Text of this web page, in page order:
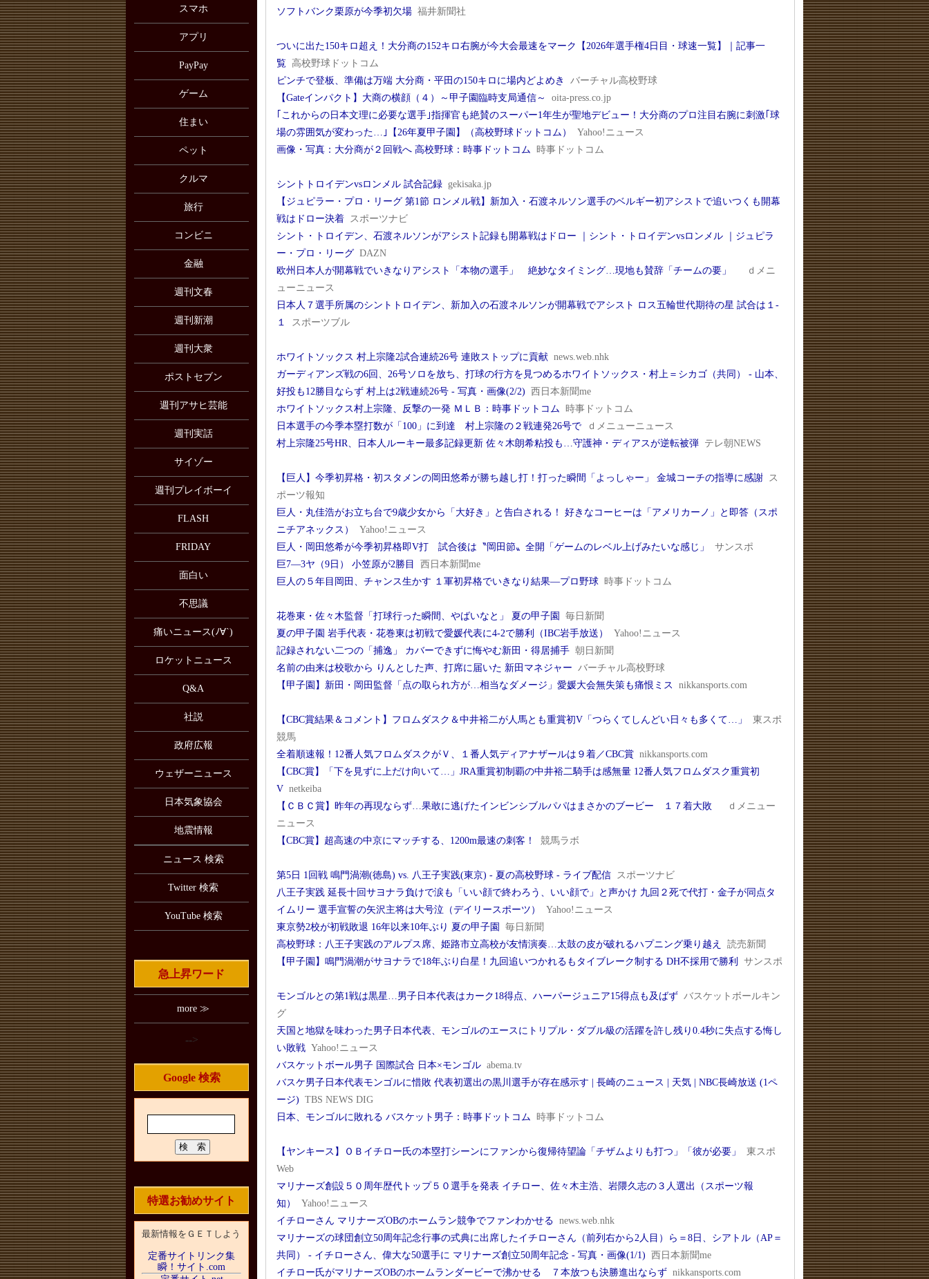
ソフトバンク栗原が今季初欠場 福井新聞社
ついに出た150キロ超え！大分商の152キロ右腕が今大会最速をマーク【2026年選手権4日目・球速一覧】｜記事一
覧 高校野球ドットコム
ピンチで登板、準備は万端 大分商・平田の150キロに場内どよめき
バーチャル高校野球
【Gateインパクト】大商の横顔（４）～甲子園臨時支局通信～
oita-press.co.jp
｢これからの日本文理に必要な選手｣指揮官も絶賛のスーパー1年生が聖地デビュー！大分商のプロ注目右腕に刺激｢球
場の雰囲気が変わった…｣【26年夏甲子園】（高校野球ドットコム）
Yahoo!ニュース
画像・写真：大分商が２回戦へ 高校野球：時事ドットコム
時事ドットコム
シントトロイデンvsロンメル 試合記録 gekisaka.jp
【ジュピラー・プロ・リーグ 第1節 ロンメル戦】新加入・石渡ネルソン選手のベルギー初アシストで追いつくも開幕
戦はドロー決着 スポーツナビ
シント・トロイデン、石渡ネルソンがアシスト記録も開幕戦はドロー ｜シント・トロイデンvsロンメル ｜ジュピラ
ー・プロ・リーグ DAZN
欧州日本人が開幕戦でいきなりアシスト「本物の選手」 絶妙なタイミング…現地も賛辞「チームの要」
ｄメニ
ューニュース
日本人７選手所属のシントトロイデン、新加入の石渡ネルソンが開幕戦でアシスト ロス五輪世代期待の星 試合は１-
１
スポーツブル
ホワイトソックス 村上宗隆2試合連続26号 連敗ストップに貢献 news.web.nhk
ガーディアンズ戦の6回、26号ソロを放ち、打球の行方を見つめるホワイトソックス・村上＝シカゴ（共同） - 山本、
好投も12勝目ならず 村上は2戦連続26号 - 写真・画像(2/2)
西日本新聞me
ホワイトソックス村上宗隆、反撃の一発 ＭＬＢ：時事ドットコム
時事ドットコム
日本選手の今季本塁打数が「100」に到達 村上宗隆の２戦連発26号で
ｄメニューニュース
村上宗隆25号HR、日本人ルーキー最多記録更新 佐々木朗希粘投も…守護神・ディアスが逆転被弾 テレ朝NEWS
【巨人】今季初昇格・初スタメンの岡田悠希が勝ち越し打！打った瞬間「よっしゃー」 金城コーチの指導に感謝 ス
ポーツ報知
巨人・丸佳浩がお立ち台で9歳少女から「大好き」と告白される！ 好きなコーヒーは「アメリカーノ」と即答（スポ
ニチアネックス）
Yahoo!ニュース
巨人・岡田悠希が今季初昇格即V打 試合後は〝岡田節〟全開「ゲームのレベル上げみたいな感じ」
サンスポ
巨7―3ヤ（9日） 小笠原が2勝目
西日本新聞me
巨人の５年目岡田、チャンス生かす １軍初昇格でいきなり結果―プロ野球 時事ドットコム
花巻東・佐々木監督「打球行った瞬間、やばいなと」 夏の甲子園
毎日新聞
夏の甲子園 岩手代表・花巻東は初戦で愛媛代表に4-2で勝利（IBC岩手放送）
Yahoo!ニュース
記録されない二つの「捕逸」 カバーできずに悔やむ新田・得居捕手 朝日新聞
名前の由来は校歌から りんとした声、打席に届いた 新田マネジャー バーチャル高校野球
【甲子園】新田・岡田監督「点の取られ方が…相当なダメージ」愛媛大会無失策も痛恨ミス
nikkansports.com
【CBC賞結果＆コメント】フロムダスク＆中井裕二が人馬とも重賞初V「つらくてしんどい日々も多くて…」
東スポ
競馬
全着順速報！12番人気フロムダスクがＶ、１番人気ディアナザールは９着／CBC賞 nikkansports.com
【CBC賞】「下を見ずに上だけ向いて…」JRA重賞初制覇の中井裕二騎手は感無量 12番人気フロムダスク重賞初
V netkeiba
【ＣＢＣ賞】昨年の再現ならず…果敢に逃げたインビンシブルパパはまさかのブービー １７着大敗
ｄメニュー
ニュース
【CBC賞】超高速の中京にマッチする、1200m最速の刺客！
競馬ラボ
第5日 1回戦 鳴門渦潮(徳島) vs. 八王子実践(東京) - 夏の高校野球 - ライブ配信 スポーツナビ
八王子実践 延長十回サヨナラ負けで涙も「いい顔で終わろう、いい顔で」と声かけ 九回２死で代打・金子が同点タ
イムリー 選手宣誓の矢沢主将は大号泣（デイリースポーツ）
Yahoo!ニュース
東京勢2校が初戦敗退 16年以来10年ぶり 夏の甲子園
毎日新聞
高校野球：八王子実践のアルプス席、姫路市立高校が友情演奏…太鼓の皮が破れるハプニング乗り越え
読売新聞
【甲子園】鳴門渦潮がサヨナラで18年ぶり白星！九回追いつかれるもタイブレーク制する DH不採用で勝利
サンスポ
モンゴルとの第1戦は黒星…男子日本代表はカーク18得点、ハーパージュニア15得点も及ばず バスケットボールキン
グ
天国と地獄を味わった男子日本代表、モンゴルのエースにトリプル・ダブル級の活躍を許し残り0.4秒に失点する悔し
い敗戦 Yahoo!ニュース
バスケットボール男子 国際試合 日本×モンゴル abema.tv
バスケ男子日本代表モンゴルに惜敗 代表初選出の黒川選手が存在感示す | 長崎のニュース | 天気 | NBC長崎放送 (1ペ
ージ) TBS NEWS DIG
日本、モンゴルに敗れる バスケット男子：時事ドットコム
時事ドットコム
【ヤンキース】ＯＢイチロー氏の本塁打シーンにファンから復帰待望論「チザムよりも打つ」「彼が必要」
東スポ
Web
マリナーズ創設５０周年歴代トップ５０選手を発表 イチロー、佐々木主浩、岩隈久志の３人選出（スポーツ報
知）
Yahoo!ニュース
イチローさん マリナーズOBのホームラン競争でファンわかせる news.web.nhk
マリナーズの球団創立50周年記念行事の式典に出席したイチローさん（前列右から2人目）ら＝8日、シアトル（AP＝
共同） - イチローさん、偉大な50選手に マリナーズ創立50周年記念 - 写真・画像(1/1)
西日本新聞me
イチロー氏がマリナーズOBのホームランダービーで沸かせる ７本放つも決勝進出ならず nikkansports.com
スマホ
アプリ
PayPay
ゲーム
住まい
ペット
クルマ
旅行
コンビニ
金融
週刊文春
週刊新潮
週刊大衆
ポストセブン
週刊アサヒ芸能
週刊実話
サイゾー
週刊プレイボーイ
FLASH
FRIDAY
面白い
不思議
痛いニュース(ﾉ∀`)
ロケットニュース
Q&A
社説
政府広報
ウェザーニュース
日本気象協会
地震情報
ニュース 検索
Twitter 検索
YouTube 検索
急上昇ワード
more ≫
-->
Google 検索
特選お勧めサイト
最新情報をＧＥＴしよう
定番サイトリンク集
瞬！サイト.com